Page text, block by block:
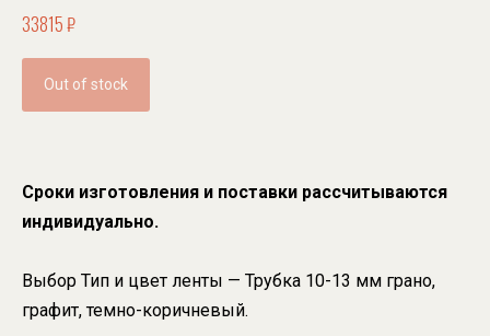
33815₽
Out of stock
Сроки изготовления и поставки рассчитываются
индивидуально.
Выбор Тип и цвет ленты — Трубка 10-13 мм грано,
графит, темно-коричневый.